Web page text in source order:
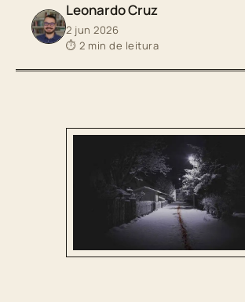
Leonardo Cruz
2 jun 2026
⏱ 2 min de leitura